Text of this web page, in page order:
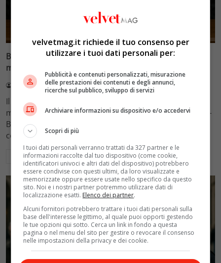
Blasi vs Totti: il giudice riduce l’assegno di
mantenimento a 10.900 euro
Redazione VelvetMAG 4 Agosto 2026
Il Tribunale di Roma ha fissato l'assegno di
mantenimento figli a 10.900 euro mensili nel caso Totti-
Blasi, respingendo la richiesta di 20mila euro della
conduttrice.
Leggi di più
velvetmag.it richiede il tuo consenso per
utilizzare i tuoi dati personali per:
Pubblicità e contenuti personalizzati, misurazione
delle prestazioni dei contenuti e degli annunci,
ricerche sul pubblico, sviluppo di servizi
Archiviare informazioni su dispositivo e/o accedervi
Scopri di più
I tuoi dati personali verranno trattati da 327 partner e le
informazioni raccolte dal tuo dispositivo (come cookie,
identificatori univoci e altri dati del dispositivo) potrebbero
essere condivise con questi ultimi, da loro visualizzate e
memorizzate oppure essere usate nello specifico da questo
sito. Noi e i nostri partner potremmo utilizzare dati di
localizzazione esatti. Elenco dei partner.
Alcuni fornitori potrebbero trattare i tuoi dati personali sulla
base dell'interesse legittimo, al quale puoi opporti gestendo
le tue opzioni qui sotto. Cerca un link in fondo a questa
pagina o nel menu del sito per gestire o revocare il consenso
nelle impostazioni della privacy e dei cookie.